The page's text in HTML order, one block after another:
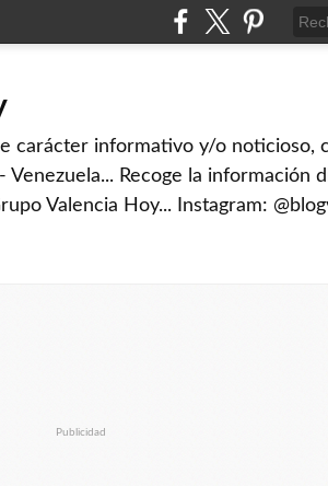
carácter informativo y/o noticioso,
Recoge la información
Valencia Hoy... Instagram:
Publicidad